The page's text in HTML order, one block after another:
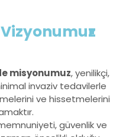
misyonumuz, yenilikçi,
invaziv tedavilerle
ve hissetmelerini
güvenlik ve